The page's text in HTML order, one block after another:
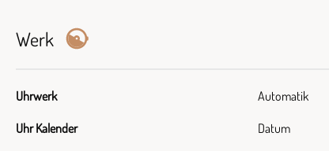
Werk
Uhrwerk Automatik
Uhr Kalender Datum